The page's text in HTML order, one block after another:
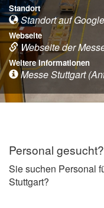
Standort
Standort auf
Webseite
Webseite der
Weitere Informationen
Messe Stuttgart
Personal gesucht?
Sie suchen Personal
Stuttgart?